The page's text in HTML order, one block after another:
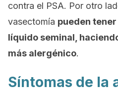
contra el PSA. Por otro
vasectomía pueden
líquido seminal,
más alergénico.
Síntomas de la